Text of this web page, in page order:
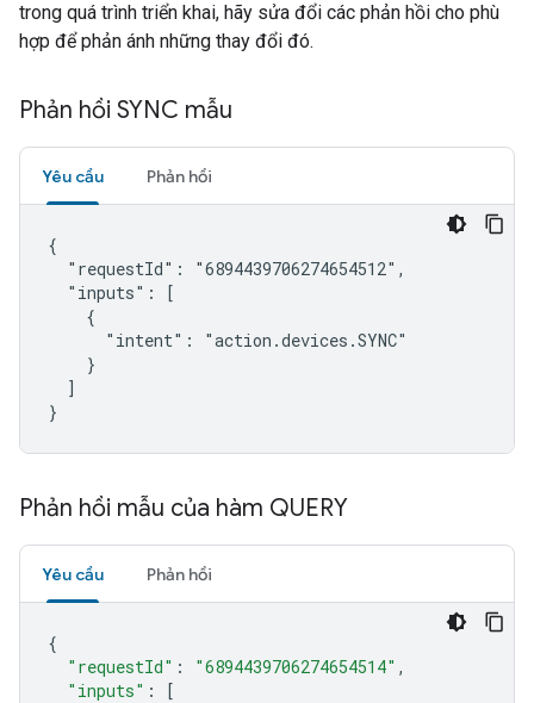
trong quá trình triển khai, hãy sửa đổi các phản hồi cho phù
hợp để phản ánh những thay đổi đó.
Phản hồi SYNC mẫu
Yêu cầu Phản hồi
{
  "requestId": "6894439706274654512",
  "inputs": [
    {
      "intent": "action.devices.SYNC"
    }
  ]
}
Phản hồi mẫu của hàm QUERY
Yêu cầu Phản hồi
{
"requestId" : "6894439706274654514" ,
"inputs" : [